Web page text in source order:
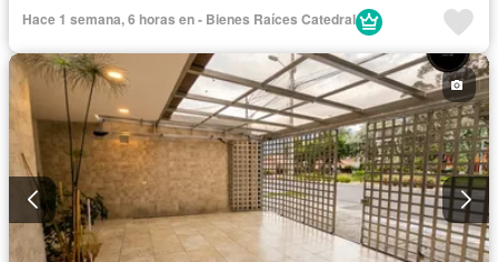
Hace 1 semana, 6 horas en - Bienes Raíces Catedral